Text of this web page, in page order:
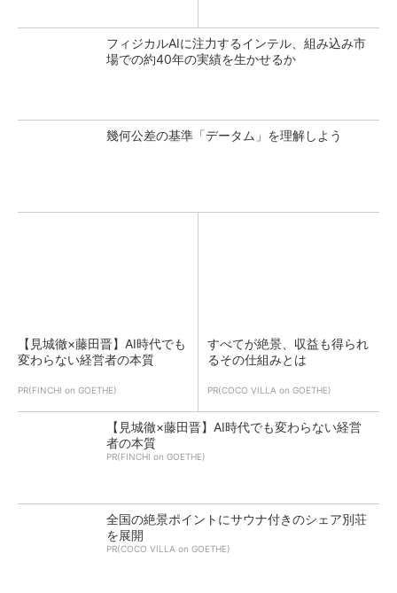
フィジカルAIに注力するインテル、組み込み市
場での約40年の実績を生かせるか
幾何公差の基準「データム」を理解しよう
【見城徹×藤田晋】AI時代でも
変わらない経営者の本質
PR(FINCHI on GOETHE)
すべてが絶景、収益も得られ
るその仕組みとは
PR(COCO VILLA on GOETHE)
【見城徹×藤田晋】AI時代でも変わらない経営
者の本質
PR(FINCHI on GOETHE)
全国の絶景ポイントにサウナ付きのシェア別荘
を展開
PR(COCO VILLA on GOETHE)